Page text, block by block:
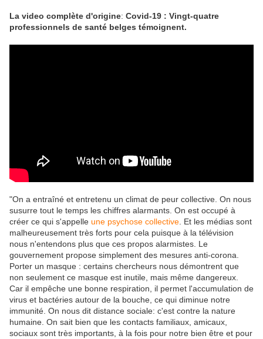
La video complète d'origine: Covid-19 : Vingt-quatre
professionnels de santé belges témoignent.
"On a entraîné et entretenu un climat de peur collective. On nous
susurre tout le temps les chiffres alarmants. On est occupé à
créer ce qui s'appelle une psychose collective . Et les médias sont
malheureusement très forts pour cela puisque à la télévision
nous n'entendons plus que ces propos alarmistes. Le
gouvernement propose simplement des mesures anti-corona.
Porter un masque : certains chercheurs nous démontrent que
non seulement ce masque est inutile, mais même dangereux.
Car il empêche une bonne respiration, il permet l'accumulation de
virus et bactéries autour de la bouche, ce qui diminue notre
immunité. On nous dit distance sociale: c'est contre la nature
humaine. On sait bien que les contacts familiaux, amicaux,
sociaux sont très importants, à la fois pour notre bien être et pour